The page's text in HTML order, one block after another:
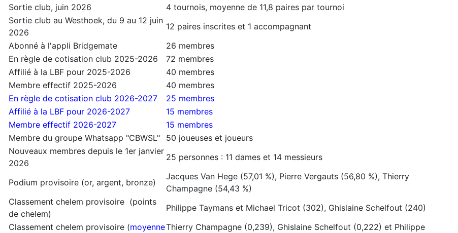
Sortie club, juin 2026
4 tournois, moyenne de 11,8 paires par tournoi
Sortie club au Westhoek, du 9 au 12 juin
2026
12 paires inscrites et 1 accompagnant
Abonné à l'appli Bridgemate
26 membres
En règle de cotisation club 2025-2026
72 membres
Affilié à la LBF pour 2025-2026
40 membres
Membre effectif 2025-2026
40 membres
En règle de cotisation club 2026-2027
25 membres
Affilié à la LBF pour 2026-2027
15 membres
Membre effectif 2026-2027
15 membres
Membre du groupe Whatsapp "CBWSL"
50 joueuses et joueurs
Nouveaux membres depuis le 1er janvier
2026
25 personnes : 11 dames et 14 messieurs
Podium provisoire (or, argent, bronze)
Jacques Van Hege (57,01 %), Pierre Vergauts (56,80 %), Thierry
Champagne (54,43 %)
Classement chelem provisoire (points
de chelem)
Philippe Taymans et Michael Tricot (302), Ghislaine Schelfout (240)
Classement chelem provisoire (moyenneThierry Champagne (0,239), Ghislaine Schelfout (0,222) et Philippe